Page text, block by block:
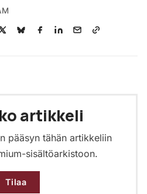
artikkeli
pääsyn tähän artikkeliin
sisältöarkistoon.
Tilaa